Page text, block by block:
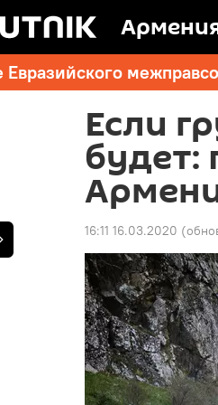
Евразийского
Если
будет:
16:11 16.03.2020